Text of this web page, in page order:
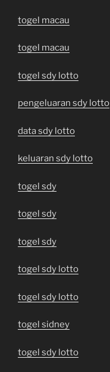
togel macau
togel macau
togel sdy lotto
pengeluaran sdy lotto
data sdy lotto
keluaran sdy lotto
togel sdy
togel sdy
togel sdy
togel sdy lotto
togel sdy lotto
togel sidney
togel sdy lotto